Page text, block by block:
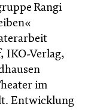
Rangi
IKO-Verlag,
im
Entwicklung